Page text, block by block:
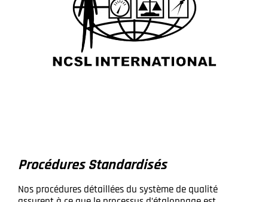
Procédures Standardisés
Nos procédures détaillées du système de qualité